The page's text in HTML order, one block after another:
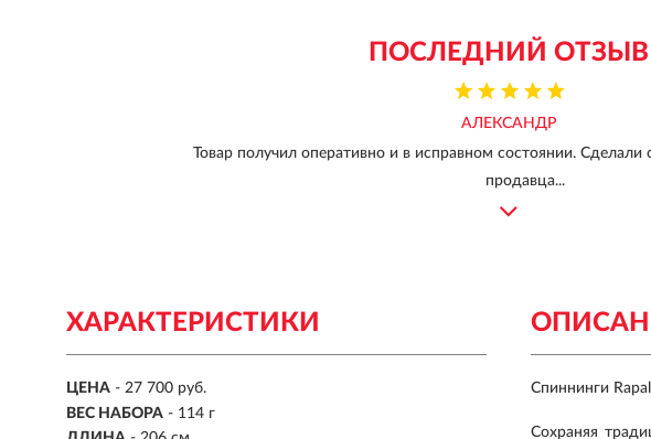
ПОСЛЕДНИЙ ОТЗЫВ
АЛЕКСАНДР
Товар получил оперативно и в исправном состоянии.
продавца...
ХАРАКТЕРИСТИКИ
ЦЕНА - 27 700 руб.
ВЕС НАБОРА - 114 г
Спиннинги
Сохраняя